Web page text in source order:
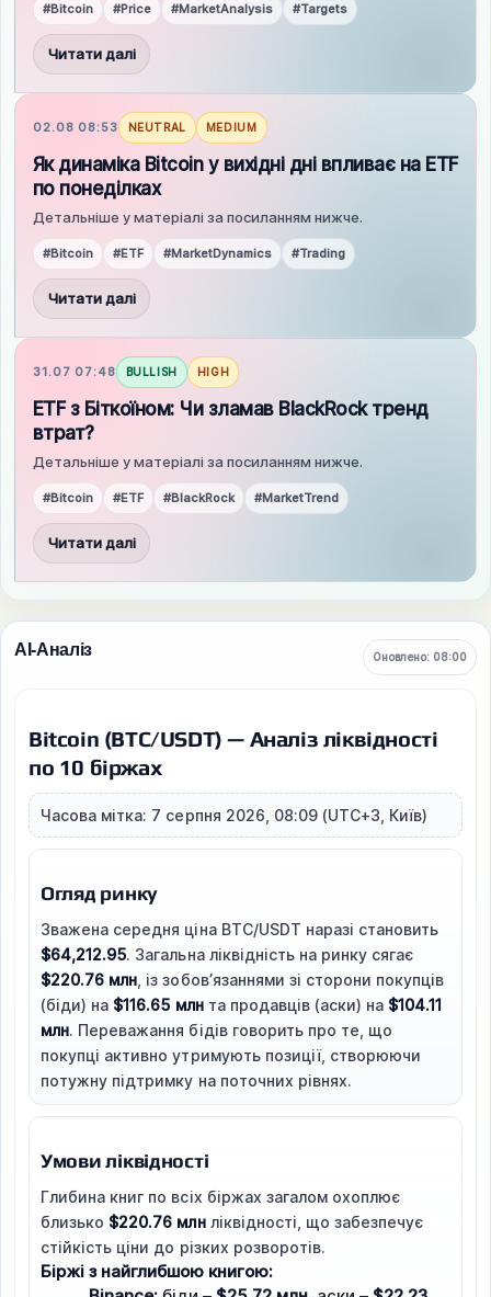
#Bitcoin #Price #MarketAnalysis #Targets
Читати далі
02.08 08:53 NEUTRAL MEDIUM
Як динаміка Bitcoin у вихідні дні впливає на ETF
по понеділках
Детальніше у матеріалі за посиланням нижче.
#Bitcoin #ETF #MarketDynamics #Trading
Читати далі
31.07 07:48 BULLISH HIGH
ETF з Біткоїном: Чи зламав BlackRock тренд
втрат?
Детальніше у матеріалі за посиланням нижче.
#Bitcoin #ETF #BlackRock #MarketTrend
Читати далі
AI-Аналіз Оновлено: 08:00
Bitcoin (BTC/USDT) — Аналіз ліквідності
по 10 біржах
Часова мітка: 7 серпня 2026, 08:09 (UTC+3, Київ)
Огляд ринку
Зважена середня ціна BTC/USDT наразі становить
$64,212.95. Загальна ліквідність на ринку сягає
$220.76 млн , із зобов’язаннями зі сторони покупців
(біди) на $116.65 млнта продавців (аски) на $104.11
млн. Переважання бідів говорить про те, що
покупці активно утримують позиції, створюючи
потужну підтримку на поточних рівнях.
Умови ліквідності
Глибина книг по всіх біржах загалом охоплює
близько $220.76 млнліквідності, що забезпечує
стійкість ціни до різких розворотів.
Біржі з найглибшою книгою: